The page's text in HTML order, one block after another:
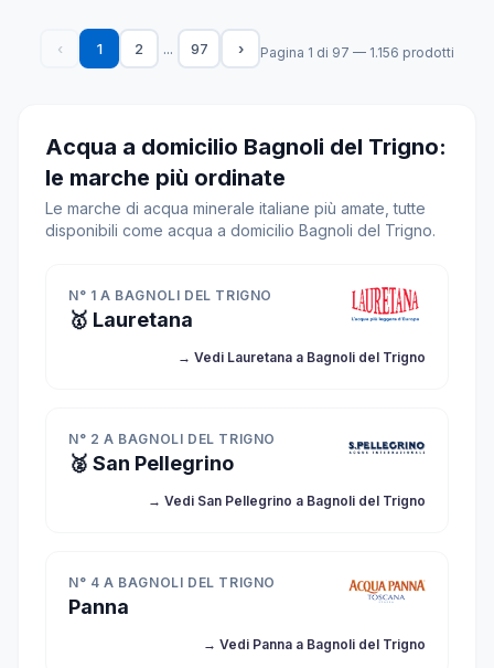
‹ 1 2 ... 97 › Pagina 1 di 97 — 1.156 prodotti
Acqua a domicilio Bagnoli del Trigno:
le marche più ordinate
Le marche di acqua minerale italiane più amate, tutte
disponibili come acqua a domicilio Bagnoli del Trigno.
N° 1 A BAGNOLI DEL TRIGNO
🥇 Lauretana
→ Vedi Lauretana a Bagnoli del Trigno
N° 2 A BAGNOLI DEL TRIGNO
🥈 San Pellegrino
→ Vedi San Pellegrino a Bagnoli del Trigno
N° 4 A BAGNOLI DEL TRIGNO
Panna
→ Vedi Panna a Bagnoli del Trigno